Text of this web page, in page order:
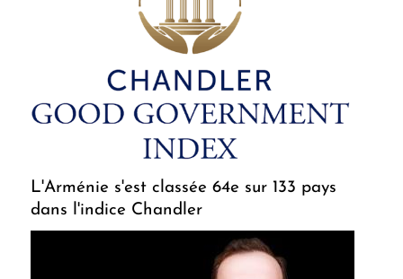
L'Arménie s'est classée 64e sur 133 pays
dans l'indice Chandler